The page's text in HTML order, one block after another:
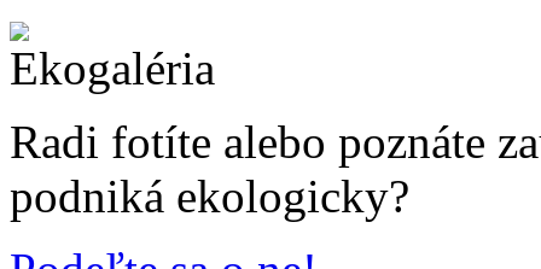
Radi fotíte alebo poznáte
podniká ekologicky?